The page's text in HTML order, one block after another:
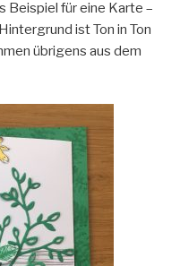
Beispiel für eine Karte –
ist Ton in Ton
übrigens aus dem